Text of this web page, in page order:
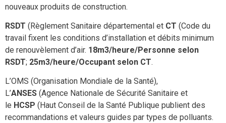
nouveaux produits de construction.
RSDT (Règlement Sanitaire départemental et CT (Code du
travail fixent les conditions d’installation et débits minimum
de renouvèlement d’air. 18m3/heure/Personne selon
RSDT; 25m3/heure/Occupant selon CT.
L’OMS (Organisation Mondiale de la Santé),
L’ANSES (Agence Nationale de Sécurité Sanitaire et
le HCSP (Haut Conseil de la Santé Publique publient des
recommandations et valeurs guides par types de polluants.